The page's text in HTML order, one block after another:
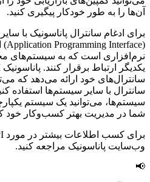
آن‌ها را به طور خودکار پیگیری کنید.
نرم‌افزاری است که به سیستم‌های
سانترال‌های خود ارائه می‌دهد که
سانترال با سایر سیستم‌ها استفاده
سیستم‌ها، می‌توانید یک سیستم
شما در مدیریت بهتر کسب‌وکار خود
وب‌سایت پاناسونیک مراجعه کنید.
📢